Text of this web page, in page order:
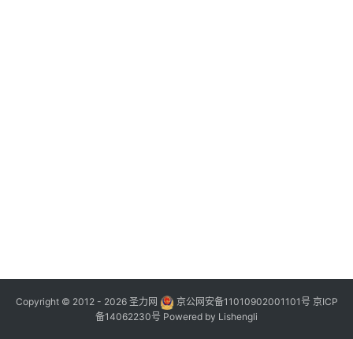
Copyright © 2012 - 2026 圣力网 京公网安备11010902001101号 京ICP
备14062230号 Powered by Lishengli